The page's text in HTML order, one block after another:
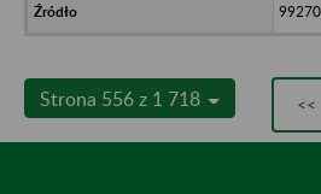
Strona 556 z 1 718 <<